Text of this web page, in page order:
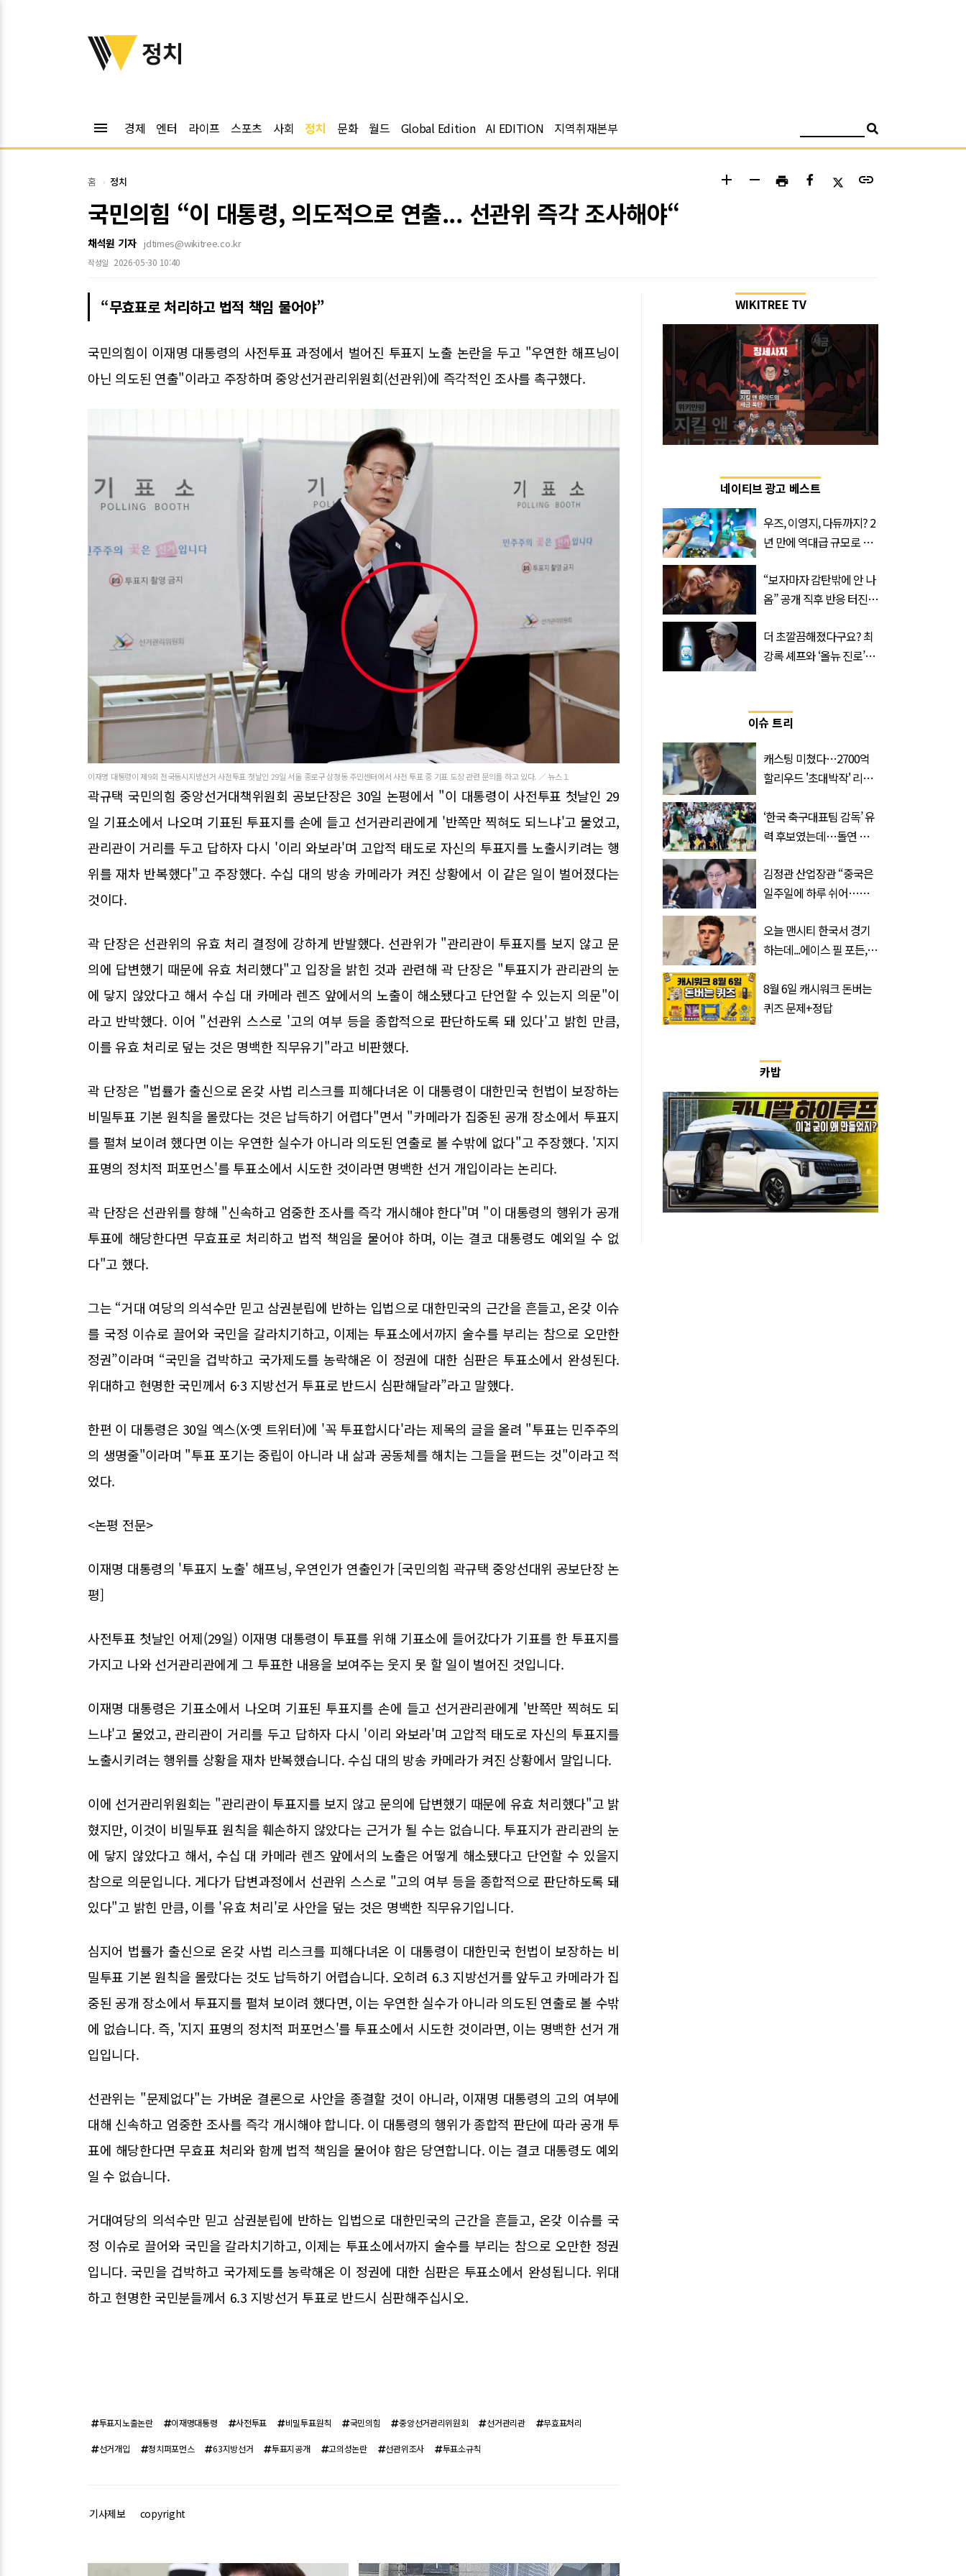
위키트리
정치
menu 경제 엔터 라이프 스포츠 사회 정치 문화 월드 Global Edition AI EDITION 지역취재본부
홈 정치 add remove print link
국민의힘 “이 대통령, 의도적으로 연출... 선관위 즉각 조사해야“
채석원 기자 jdtimes@wikitree.co.kr
작성일 2026-05-30 10:40
“무효표로 처리하고 법적 책임 물어야”
국민의힘이 이재명 대통령의 사전투표 과정에서 벌어진 투표지 노출 논란을 두고 "우연한 해프닝이
아닌 의도된 연출"이라고 주장하며 중앙선거관리위원회(선관위)에 즉각적인 조사를 촉구했다.
이재명 대통령이 제9회 전국동시지방선거 사전투표 첫날인 29일 서울 종로구 삼청동 주민센터에서 사전 투표 중 기표 도장 관련 문의를 하고 있다. ／ 뉴스１
곽규택 국민의힘 중앙선거대책위원회 공보단장은 30일 논평에서 "이 대통령이 사전투표 첫날인 29
일 기표소에서 나오며 기표된 투표지를 손에 들고 선거관리관에게 '반쪽만 찍혀도 되느냐'고 물었고,
관리관이 거리를 두고 답하자 다시 '이리 와보라'며 고압적 태도로 자신의 투표지를 노출시키려는 행
위를 재차 반복했다"고 주장했다. 수십 대의 방송 카메라가 켜진 상황에서 이 같은 일이 벌어졌다는
것이다.
곽 단장은 선관위의 유효 처리 결정에 강하게 반발했다. 선관위가 "관리관이 투표지를 보지 않고 문
의에 답변했기 때문에 유효 처리했다"고 입장을 밝힌 것과 관련해 곽 단장은 "투표지가 관리관의 눈
에 닿지 않았다고 해서 수십 대 카메라 렌즈 앞에서의 노출이 해소됐다고 단언할 수 있는지 의문"이
라고 반박했다. 이어 "선관위 스스로 '고의 여부 등을 종합적으로 판단하도록 돼 있다'고 밝힌 만큼,
이를 유효 처리로 덮는 것은 명백한 직무유기"라고 비판했다.
곽 단장은 "법률가 출신으로 온갖 사법 리스크를 피해다녀온 이 대통령이 대한민국 헌법이 보장하는
비밀투표 기본 원칙을 몰랐다는 것은 납득하기 어렵다"면서 "카메라가 집중된 공개 장소에서 투표지
를 펼쳐 보이려 했다면 이는 우연한 실수가 아니라 의도된 연출로 볼 수밖에 없다"고 주장했다. '지지
표명의 정치적 퍼포먼스'를 투표소에서 시도한 것이라면 명백한 선거 개입이라는 논리다.
곽 단장은 선관위를 향해 "신속하고 엄중한 조사를 즉각 개시해야 한다"며 "이 대통령의 행위가 공개
투표에 해당한다면 무효표로 처리하고 법적 책임을 물어야 하며, 이는 결코 대통령도 예외일 수 없
다"고 했다.
그는 “거대 여당의 의석수만 믿고 삼권분립에 반하는 입법으로 대한민국의 근간을 흔들고, 온갖 이슈
를 국정 이슈로 끌어와 국민을 갈라치기하고, 이제는 투표소에서까지 술수를 부리는 참으로 오만한
정권”이라며 “국민을 겁박하고 국가제도를 농락해온 이 정권에 대한 심판은 투표소에서 완성된다.
위대하고 현명한 국민께서 6·3 지방선거 투표로 반드시 심판해달라”라고 말했다.
한편 이 대통령은 30일 엑스(X·옛 트위터)에 '꼭 투표합시다'라는 제목의 글을 올려 "투표는 민주주의
의 생명줄"이라며 "투표 포기는 중립이 아니라 내 삶과 공동체를 해치는 그들을 편드는 것"이라고 적
었다.
<논평 전문>
이재명 대통령의 '투표지 노출' 해프닝, 우연인가 연출인가 [국민의힘 곽규택 중앙선대위 공보단장 논
평]
사전투표 첫날인 어제(29일) 이재명 대통령이 투표를 위해 기표소에 들어갔다가 기표를 한 투표지를
가지고 나와 선거관리관에게 그 투표한 내용을 보여주는 웃지 못 할 일이 벌어진 것입니다.
이재명 대통령은 기표소에서 나오며 기표된 투표지를 손에 들고 선거관리관에게 '반쪽만 찍혀도 되
느냐'고 물었고, 관리관이 거리를 두고 답하자 다시 '이리 와보라'며 고압적 태도로 자신의 투표지를
노출시키려는 행위를 상황을 재차 반복했습니다. 수십 대의 방송 카메라가 켜진 상황에서 말입니다.
이에 선거관리위원회는 "관리관이 투표지를 보지 않고 문의에 답변했기 때문에 유효 처리했다"고 밝
혔지만, 이것이 비밀투표 원칙을 훼손하지 않았다는 근거가 될 수는 없습니다. 투표지가 관리관의 눈
에 닿지 않았다고 해서, 수십 대 카메라 렌즈 앞에서의 노출은 어떻게 해소됐다고 단언할 수 있을지
참으로 의문입니다. 게다가 답변과정에서 선관위 스스로 "고의 여부 등을 종합적으로 판단하도록 돼
있다"고 밝힌 만큼, 이를 '유효 처리'로 사안을 덮는 것은 명백한 직무유기입니다.
심지어 법률가 출신으로 온갖 사법 리스크를 피해다녀온 이 대통령이 대한민국 헌법이 보장하는 비
밀투표 기본 원칙을 몰랐다는 것도 납득하기 어렵습니다. 오히려 6.3 지방선거를 앞두고 카메라가 집
중된 공개 장소에서 투표지를 펼쳐 보이려 했다면, 이는 우연한 실수가 아니라 의도된 연출로 볼 수밖
에 없습니다. 즉, '지지 표명의 정치적 퍼포먼스'를 투표소에서 시도한 것이라면, 이는 명백한 선거 개
입입니다.
선관위는 "문제없다"는 가벼운 결론으로 사안을 종결할 것이 아니라, 이재명 대통령의 고의 여부에
대해 신속하고 엄중한 조사를 즉각 개시해야 합니다. 이 대통령의 행위가 종합적 판단에 따라 공개 투
표에 해당한다면 무효표 처리와 함께 법적 책임을 물어야 함은 당연합니다. 이는 결코 대통령도 예외
일 수 없습니다.
거대여당의 의석수만 믿고 삼권분립에 반하는 입법으로 대한민국의 근간을 흔들고, 온갖 이슈를 국
정 이슈로 끌어와 국민을 갈라치기하고, 이제는 투표소에서까지 술수를 부리는 참으로 오만한 정권
입니다. 국민을 겁박하고 국가제도를 농락해온 이 정권에 대한 심판은 투표소에서 완성됩니다. 위대
하고 현명한 국민분들께서 6.3 지방선거 투표로 반드시 심판해주십시오.
투표지노출논란 이재명대통령 사전투표 비밀투표원칙 국민의힘 중앙선거관리위원회 선거관리관 무효표처리
선거개입 정치퍼포먼스 63지방선거 투표지공개 고의성논란 선관위조사 투표소규칙
기사제보 copyright
관련기사
WIKITREE TV
네이티브 광고 베스트
우즈, 이영지, 다듀까지? 2
년 만에 역대급 규모로 돌
벌’
“보자마자 감탄밖에 안 나
옴” 공개 직후 반응 터진
더 초깔끔해졌다구요? 최
강록 셰프와 ‘올뉴 진로’의
이슈 트리
캐스팅 미쳤다…2700억
할리우드 '초대박작' 리메
‘한국 축구대표팀 감독’ 유
력 후보였는데…돌연 코
‘거장’
김정관 산업장관 “중국은
일주일에 하루 쉬어…주
오늘 맨시티 한국서 경기
하는데...에이스 필 포든,
8월 6일 캐시워크 돈버는
퀴즈 문제+정답
카밥